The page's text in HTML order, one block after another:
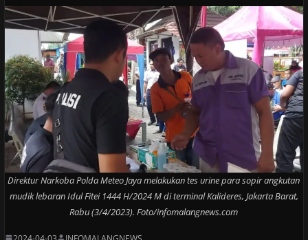
Direktur Narkoba Polda Meteo Jaya melakukan tes urine para sopir angkutan
mudik lebaran Idul Fitei 1444 H/2024 M di terminal Kalideres, Jakarta Barat,
Rabu (3/4/2023). Foto/infomalangnews.com